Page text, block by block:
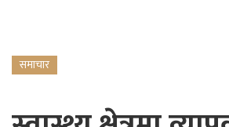
समाचार